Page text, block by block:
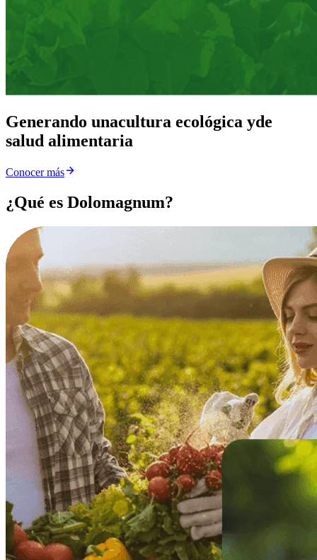
Generando unacultura ecológica yde
salud alimentaria
Conocer más
¿Qué es Dolomagnum?